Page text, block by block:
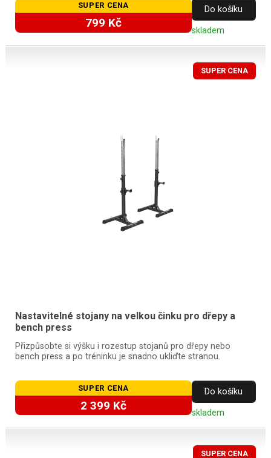
SUPER CENA
799 Kč
Do košíku
skladem
SUPER CENA
Nastavitelné stojany na velkou činku pro dřepy a
bench press
Přizpůsobte si výšku i rozestup stojanů pro dřepy nebo
bench press a po tréninku je snadno ukliďte stranou.
SUPER CENA
2 399 Kč
Do košíku
skladem
SUPER CENA